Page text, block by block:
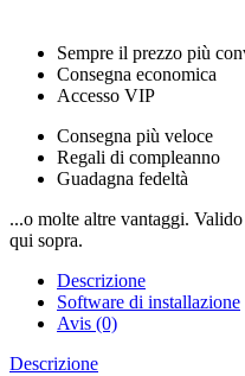
Sempre il prezzo più
Consegna economica
Accesso VIP
Consegna più veloce
Regali di compleanno
Guadagna fedeltà
...o molte altre vantaggi.
qui sopra.
Descrizione
Software di installazione
Avis (0)
Descrizione